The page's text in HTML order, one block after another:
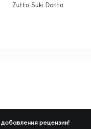
Zutto Suki Datta
добавления рецензии!